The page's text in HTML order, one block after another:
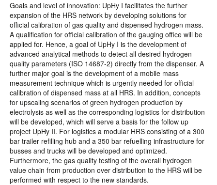
Goals and level of innovation: UpHy I facilitates the further
expansion of the HRS network by developing solutions for
official calibration of gas quality and dispensed hydrogen mass.
A qualification for official calibration of the gauging office will be
applied for. Hence, a goal of UpHy I is the development of
advanced analytical methods to detect all desired hydrogen
quality parameters (ISO 14687-2) directly from the dispenser. A
further major goal is the development of a mobile mass
measurement technique which is urgently needed for official
calibration of dispensed mass at all HRS. In addition, concepts
for upscaling scenarios of green hydrogen production by
electrolysis as well as the corresponding logistics for distribution
will be developed, which will serve a basis for the follow up
project UpHy II. For logistics a modular HRS consisting of a 300
bar trailer refilling hub and a 350 bar refuelling infrastructure for
busses and trucks will be developed and optimized.
Furthermore, the gas quality testing of the overall hydrogen
value chain from production over distribution to the HRS will be
performed with respect to the new standards.